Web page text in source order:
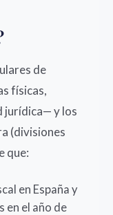
de
físicas,
jurídica— y los
(divisiones
que:
en España y
en el año de